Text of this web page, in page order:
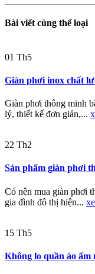
Bài viết cùng thể loại
01 Th5
Giàn phơi inox chất
Giàn phơi thông minh
lý, thiết kế đơn giản,...
22 Th2
Sản phẩm giàn phơi
Có nên mua giàn phơi
gia đình đô thị hiện...
15 Th5
Không lo quần áo ẩm